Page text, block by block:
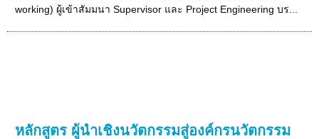
working) ผู้เข้าสัมมนา Supervisor และ Project Engineering บร...
หลักสูตร ผู้นำเชิงนวัตกรรมสู่องค์กรนวัตกรรม